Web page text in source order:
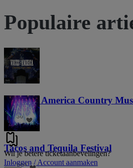
Populaire
Voices of America Country
36
Tacos and Tequila Festival
686
Wil je betere ticketaanbevelingen?
Inloggen / Account aanmaken